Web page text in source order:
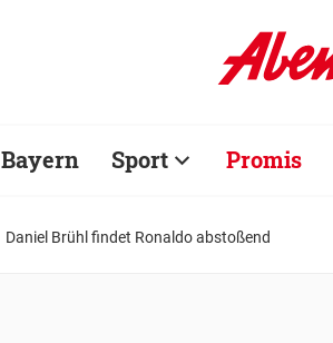
Bayern Sport Promis
Daniel Brühl findet Ronaldo abstoßend